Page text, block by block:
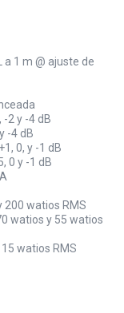
a 1 m @ ajuste de
2 y -4 dB
-4 dB
0, y -1 dB
0 y -1 dB
200 watios RMS
watios y 55 watios
watios RMS